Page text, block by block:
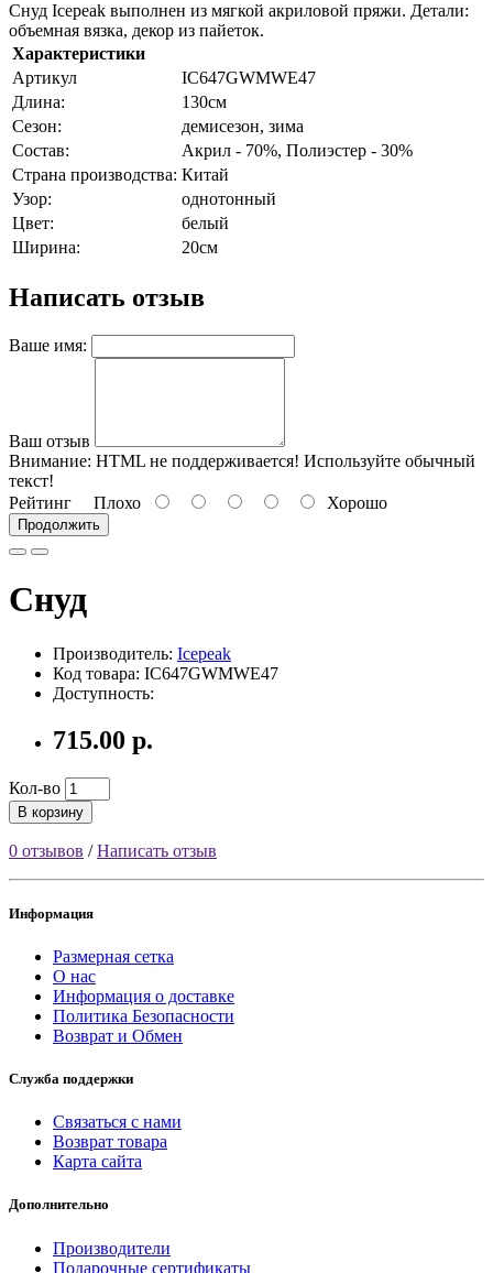
Снуд Icepeak выполнен из мягкой акриловой пряжи. Детали:
объемная вязка, декор из пайеток.
Характеристики
Артикул
IC647GWMWE47
Длина:
130см
Сезон:
демисезон, зима
Состав:
Акрил - 70%, Полиэстер - 30%
Страна производства: Китай
Узор:
однотонный
Цвет:
белый
Ширина:
20см
Написать отзыв
Ваше имя:
Ваш отзыв
Внимание: HTML не поддерживается! Используйте обычный
текст!
Рейтинг Плохо Хорошо
Продолжить
Снуд
Производитель: Icepeak
Код товара: IC647GWMWE47
Доступность:
715.00 р.
Кол-во
В корзину
0 отзывов /Написать отзыв
Информация
Размерная сетка
О нас
Информация о доставке
Политика Безопасности
Возврат и Обмен
Служба поддержки
Связаться с нами
Возврат товара
Карта сайта
Дополнительно
Производители
Подарочные сертификаты